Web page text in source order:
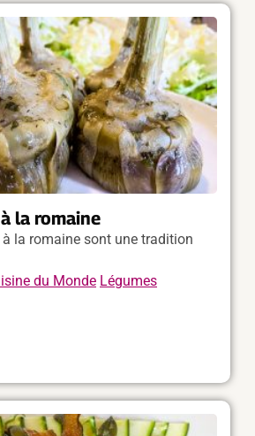
la romaine
la romaine sont une tradition
du Monde Légumes